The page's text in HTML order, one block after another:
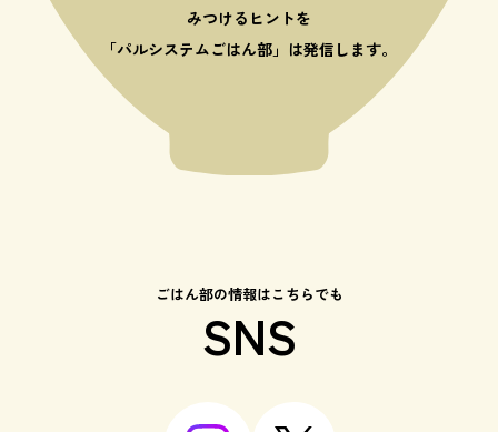
みつけるヒントを
「パルシステムごはん部」は発信します。
ごはん部の情報はこちらでも
SNS